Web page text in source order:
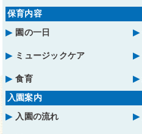
保育内容
園の一日
ミュージックケア
食育
入園案内
入園の流れ